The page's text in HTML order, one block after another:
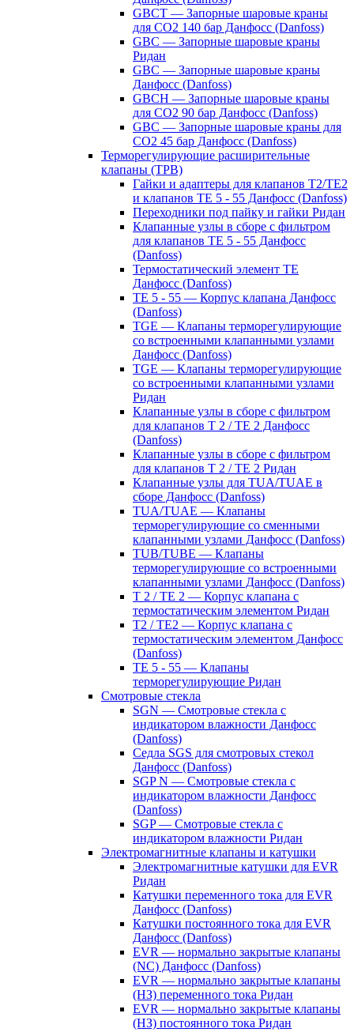
GBCT — Запорные шаровые краны
для CO2 140 бар Данфосс (Danfoss)
GBC — Запорные шаровые краны
Ридан
GBC — Запорные шаровые краны
Данфосс (Danfoss)
GBCH — Запорные шаровые краны
для CO2 90 бар Данфосс (Danfoss)
GBC — Запорные шаровые краны для
CO2 45 бар Данфосс (Danfoss)
Терморегулирующие расширительные
клапаны (ТРВ)
Гайки и адаптеры для клапанов T2/TE2
и клапанов TE 5 - 55 Данфосс (Danfoss)
Переходники под пайку и гайки Ридан
Клапанные узлы в сборе с фильтром
для клапанов TE 5 - 55 Данфосс
(Danfoss)
Термостатический элемент TE
Данфосс (Danfoss)
TE 5 - 55 — Корпус клапана Данфосс
(Danfoss)
TGE — Клапаны терморегулирующие
со встроенными клапанными узлами
Данфосс (Danfoss)
TGE — Клапаны терморегулирующие
со встроенными клапанными узлами
Ридан
Клапанные узлы в сборе с фильтром
для клапанов T 2 / TE 2 Данфосс
(Danfoss)
Клапанные узлы в сборе с фильтром
для клапанов T 2 / TE 2 Ридан
Клапанные узлы для TUA/TUAE в
сборе Данфосс (Danfoss)
TUA/TUAE — Клапаны
терморегулирующие со сменными
клапанными узлами Данфосс (Danfoss)
TUB/TUBE — Клапаны
терморегулирующие со встроенными
клапанными узлами Данфосс (Danfoss)
T 2 / TE 2 — Корпус клапана с
термостатическим элементом Ридан
T2 / TE2 — Корпус клапана с
термостатическим элементом Данфосс
(Danfoss)
TE 5 - 55 — Клапаны
терморегулирующие Ридан
Смотровые стекла
SGN — Смотровые стекла с
индикатором влажности Данфосс
(Danfoss)
Седла SGS для смотровых стекол
Данфосс (Danfoss)
SGP N — Смотровые стекла с
индикатором влажности Данфосс
(Danfoss)
SGP — Смотровые стекла с
индикатором влажности Ридан
Электромагнитные клапаны и катушки
Электромагнитные катушки для EVR
Ридан
Катушки переменного тока для EVR
Данфосс (Danfoss)
Катушки постоянного тока для EVR
Данфосс (Danfoss)
EVR — нормально закрытые клапаны
(NC) Данфосс (Danfoss)
EVR — нормально закрытые клапаны
(НЗ) переменного тока Ридан
EVR — нормально закрытые клапаны
(НЗ) постоянного тока Ридан